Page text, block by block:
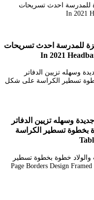
للمدرسة احدث تسريحات
وسهله تزيين الدفاتر
بخطوة تسطير الكراسة